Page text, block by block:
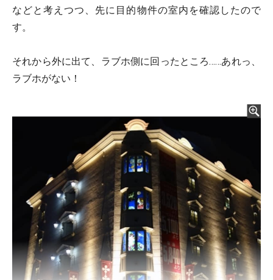
などと考えつつ、先に目的物件の室内を確認したので
す。
それから外に出て、ラブホ側に回ったところ……あれっ、
ラブホがない！